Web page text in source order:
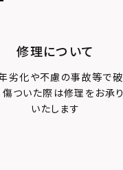
修理について
劣化や不慮の事故等で破
傷ついた際は修理をお承り
いたします